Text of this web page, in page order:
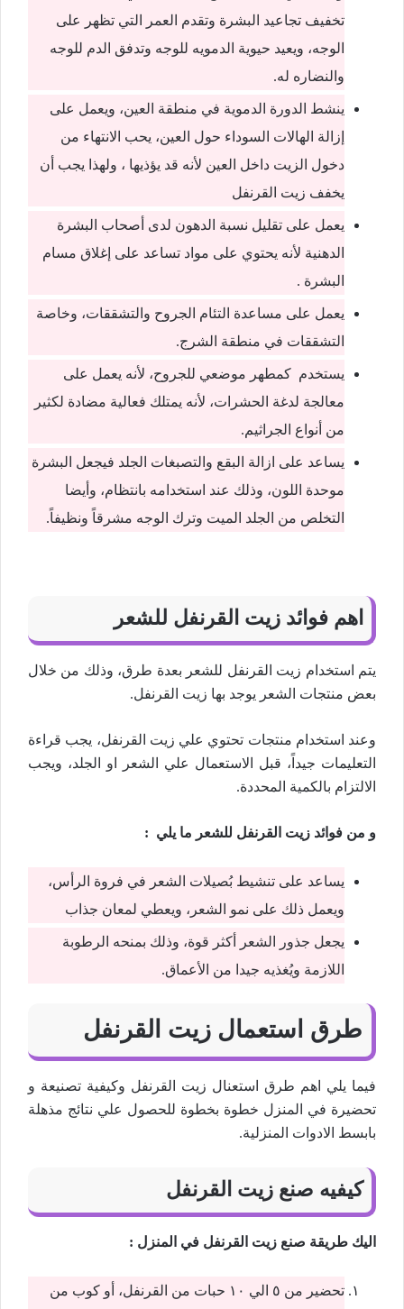
تخفيف تجاعيد البشرة وتقدم العمر التي تظهر على
الوجه، ويعيد حيوية الدمويه للوجه وتدفق الدم للوجه
والنضاره له.
ينشط الدورة الدموية في منطقة العين، ويعمل على
إزالة الهالات السوداء حول العين، يحب الانتهاء من
دخول الزيت داخل العين لأنه قد يؤذيها ، ولهذا يجب أن
يخفف زيت القرنفل
يعمل على تقليل نسبة الدهون لدى أصحاب البشرة
الدهنية لأنه يحتوي على مواد تساعد على إغلاق مسام
البشرة .
يعمل على مساعدة التئام الجروح والتشققات، وخاصة
التشققات في منطقة الشرج.
يستخدم كمطهر موضعي للجروح، لأنه يعمل على
معالجة لدغة الحشرات، لأنه يمتلك فعالية مضادة لكثير
من أنواع الجراثيم.
يساعد على ازالة البقع والتصبغات الجلد فيجعل البشرة
موحدة اللون، وذلك عند استخدامه بانتظام، وأيضا
التخلص من الجلد الميت وترك الوجه مشرقاً ونظيفاً.
اهم فوائد زيت القرنفل للشعر
يتم استخدام زيت القرنفل للشعر بعدة طرق، وذلك من خلال
بعض منتجات الشعر يوجد بها زيت القرنفل.
وعند استخدام منتجات تحتوي علي زيت القرنفل، يجب قراءة
التعليمات جيداً، قبل الاستعمال علي الشعر او الجلد، ويجب
الالتزام بالكمية المحددة.
و من فوائد زيت القرنفل للشعر ما يلي :
يساعد على تنشيط بُصيلات الشعر في فروة الرأس،
ويعمل ذلك على نمو الشعر، ويعطي لمعان جذاب
يجعل جذور الشعر أكثر قوة، وذلك بمنحه الرطوبة
اللازمة ويُغذيه جيدا من الأعماق.
طرق استعمال زيت القرنفل
فيما يلي اهم طرق استعنال زيت القرنفل وكيفية تصنيعة و
تحضيرة في المنزل خطوة بخطوة للحصول علي نتائج مذهلة
بابسط الادوات المنزلية.
كيفيه صنع زيت القرنفل
اليك طريقة صنع زيت القرنفل في المنزل :
تحضير من ٥ الي ١٠ حبات من القرنفل، أو كوب من